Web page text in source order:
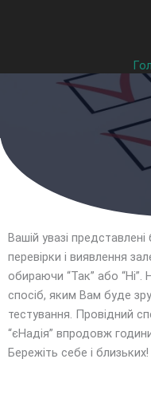
Вашій увазі
перевірки і виявлення
обираючи “Так” або “Ні”.
спосіб, яким Вам буде
тестування. Провідний
“єНадія” впродовж
Бережіть себе і близьких!